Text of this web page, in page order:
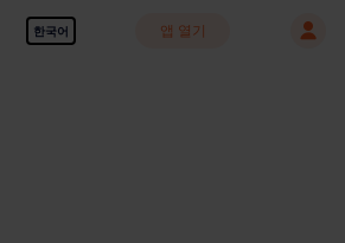
한국어 앱 열기